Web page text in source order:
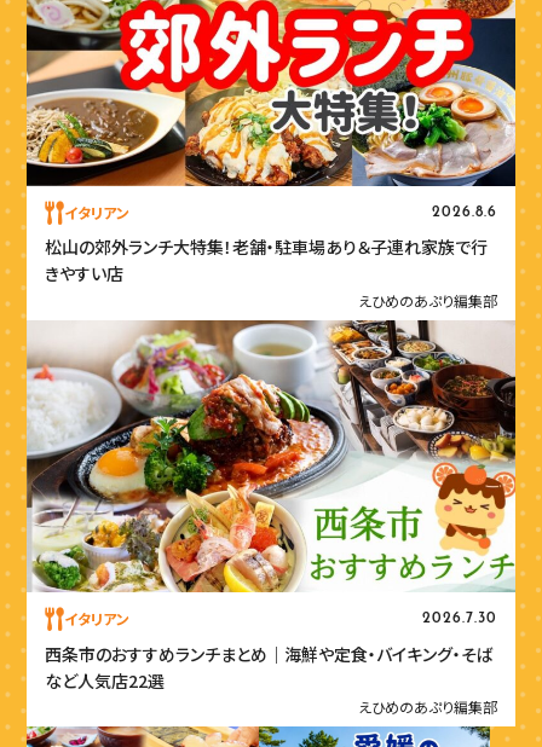
イタリアン 2026.8.6
松山の郊外ランチ大特集！老舗・駐車場あり＆子連れ家族で行
きやすい店
えひめのあぷり編集部
イタリアン 2026.7.30
西条市のおすすめランチまとめ｜海鮮や定食・バイキング・そば
など人気店22選
えひめのあぷり編集部